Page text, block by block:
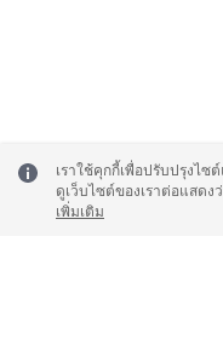
เราใช้คุกกี้เพื่อปรับปรุงไซ
ดูเว็บไซต์ของเราต่อแสด
เพิ่มเติม